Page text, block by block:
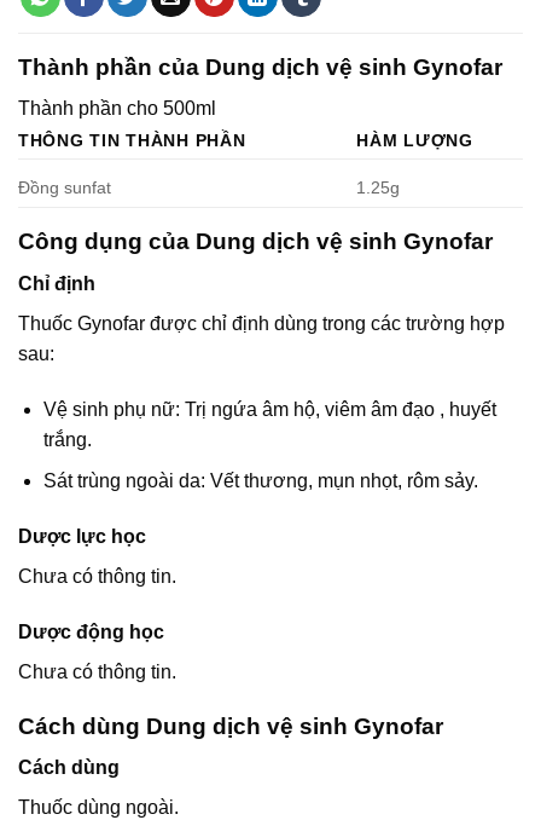
Thành phần của Dung dịch vệ sinh Gynofar
Thành phần cho 500ml
THÔNG TIN THÀNH PHẦN HÀM LƯỢNG
Đồng sunfat 1.25g
Công dụng của Dung dịch vệ sinh Gynofar
Chỉ định
Thuốc Gynofar được chỉ định dùng trong các trường hợp
sau:
Vệ sinh phụ nữ: Trị ngứa âm hộ, viêm âm đạo , huyết
trắng.
Sát trùng ngoài da: Vết thương, mụn nhọt, rôm sảy.
Dược lực học
Chưa có thông tin.
Dược động học
Chưa có thông tin.
Cách dùng Dung dịch vệ sinh Gynofar
Cách dùng
Thuốc dùng ngoài.